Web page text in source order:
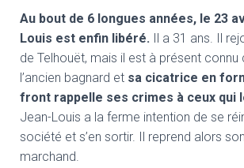
Au bout de 6 longues années, le 23
Louis est enfin libéré. Il a 31 ans. Il
de Telhouët, mais il est à présent
l’ancien bagnard et sa cicatrice en
front rappelle ses crimes à ceux qui
Jean-Louis a la ferme intention de se
société et s’en sortir. Il reprend alors
marchand.